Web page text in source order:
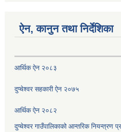
ऐन, कानुन तथा निर्देशिका
आर्थिक ऐन २०८३
दुप्चेश्वर सहकारी ऐन २०७५
आर्थिक ऐन २०८२
दुप्चेश्वर गाउँपालिकाको आन्तरिक नियन्त्रण